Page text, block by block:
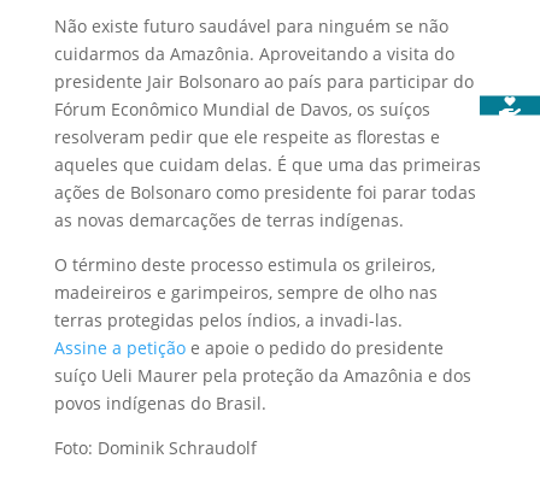
Não existe futuro saudável para ninguém se não
cuidarmos da Amazônia. Aproveitando a visita do
presidente Jair Bolsonaro ao país para participar do
Fórum Econômico Mundial de Davos, os suíços
resolveram pedir que ele respeite as florestas e
aqueles que cuidam delas. É que uma das primeiras
ações de Bolsonaro como presidente foi parar todas
as novas demarcações de terras indígenas.
O término deste processo estimula os grileiros,
madeireiros e garimpeiros, sempre de olho nas
terras protegidas pelos índios, a invadi-las.
Assine a petiçãoe apoie o pedido do presidente
suíço Ueli Maurer pela proteção da Amazônia e dos
povos indígenas do Brasil.
Foto: Dominik Schraudolf